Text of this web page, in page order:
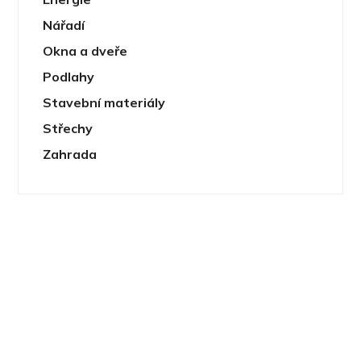
Nářadí
Okna a dveře
Podlahy
Stavební materiály
Střechy
Zahrada